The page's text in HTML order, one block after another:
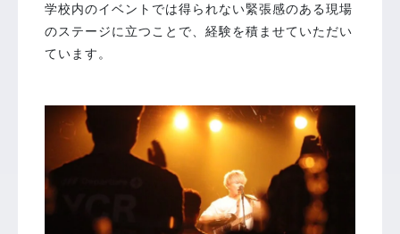
学校内のイベントでは得られない緊張感のある現場
のステージに立つことで、経験を積ませていただい
ています。